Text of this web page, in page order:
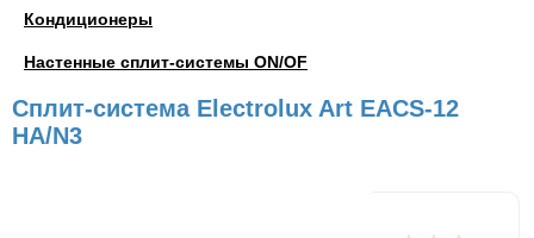
Кондиционеры
Настенные сплит-системы ON/OF
Сплит-система Electrolux Art EACS-12
HA/N3